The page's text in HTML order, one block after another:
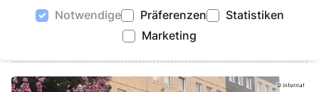
Notwendige Präferenzen
Statistiken
Marketing
sein. Doch wer ein gebrauchtes Haus kauft und saniert,
kommt meist deutlich schneller und günstiger ins
Internat, Internat © Internat